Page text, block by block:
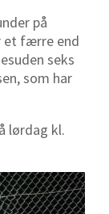
på
et færre end
seks
som har
lørdag kl.